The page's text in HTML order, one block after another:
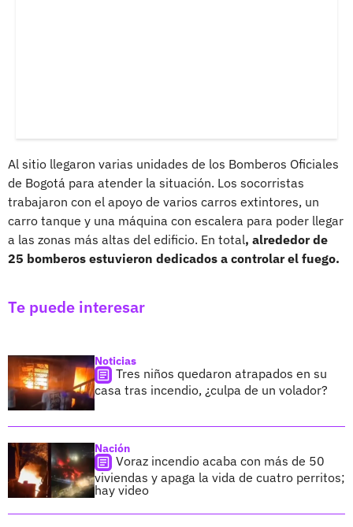
Al sitio llegaron varias unidades de los Bomberos Oficiales
de Bogotá para atender la situación. Los socorristas
trabajaron con el apoyo de varios carros extintores, un
carro tanque y una máquina con escalera para poder llegar
a las zonas más altas del edificio. En total, alrededor de
25 bomberos estuvieron dedicados a controlar el fuego.
Te puede interesar
Noticias
Tres niños quedaron atrapados en su
casa tras incendio, ¿culpa de un volador?
Nación
Voraz incendio acaba con más de 50
viviendas y apaga la vida de cuatro perritos;
hay video